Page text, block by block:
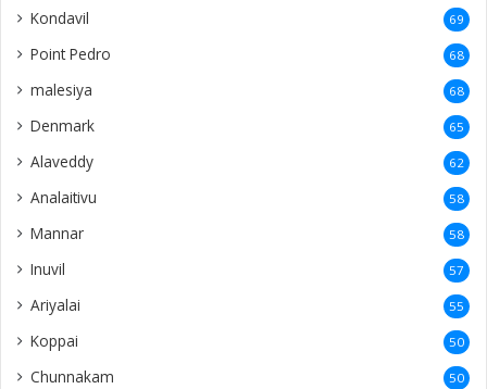
Kondavil 69
Point Pedro 68
malesiya 68
Denmark 65
Alaveddy 62
Analaitivu 58
Mannar 58
Inuvil 57
Ariyalai 55
Koppai 50
Chunnakam 50